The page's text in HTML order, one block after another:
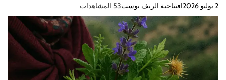
2 يوليو 2026 افتتاحية الريف بوست53 المشاهدات